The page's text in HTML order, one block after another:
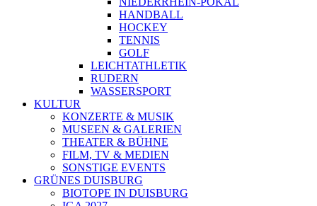
HANDBALL
HOCKEY
TENNIS
GOLF
LEICHTATHLETIK
RUDERN
WASSERSPORT
KULTUR
KONZERTE & MUSIK
MUSEEN & GALERIEN
THEATER & BÜHNE
FILM, TV & MEDIEN
SONSTIGE EVENTS
GRÜNES DUISBURG
BIOTOPE IN DUISBURG